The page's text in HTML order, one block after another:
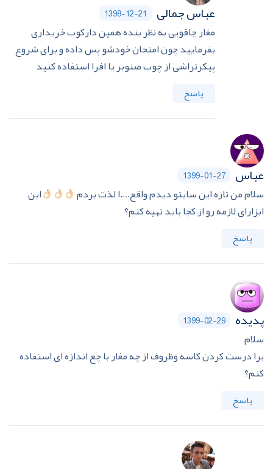
عباس جمالی 1398-12-21
مغار چاقویی به نظر بنده همین دارکوب خریداری
بفرمایید چون امتحان خودشو پس داده و برای شروع
پیکرتراشی از چوب صنوبر یا افرا استفاده کنید
پاسخ
عباس 1399-01-27
سلام من تازه این سایتو دیدم واقع….ا لذت بردم
این
ابزارای لازمه رو از کجا باید تهیه کنم؟
پاسخ
پدیده 1399-02-29
سلام
برا درست کردن کاسه وظروف از چه مغار با چع اندازه ای استفاده
کنم؟
پاسخ